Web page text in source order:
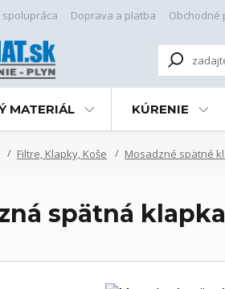
Doprava a platba Obchodné
MATERIÁL KÚRENIE
Filtre, Klapky, Koše Mosadzné spätné
spätná